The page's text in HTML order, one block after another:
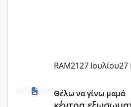
RAM2127 Ιουλίου27
κέντρα εξωσωματικής και
Θέλω να γίνω μαμά